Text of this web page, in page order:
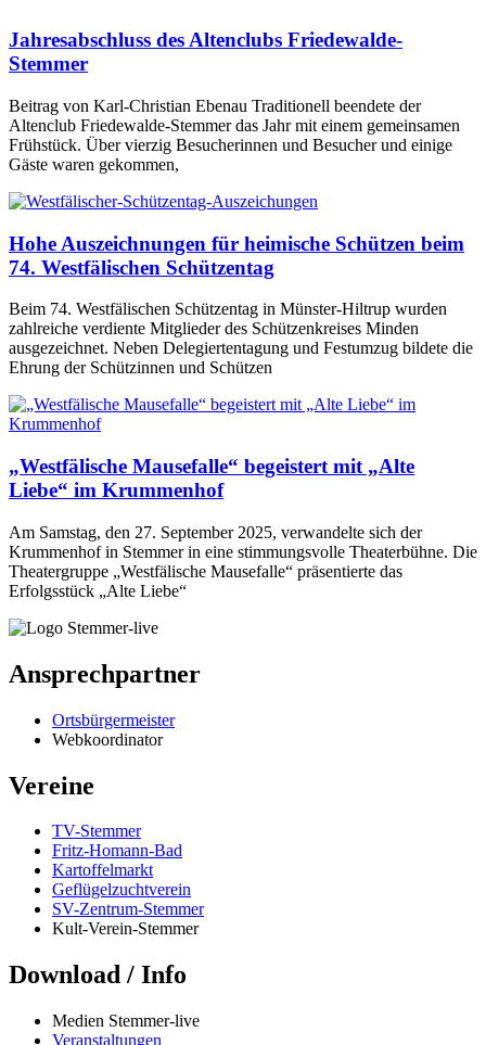
Jahresabschluss des Altenclubs Friedewalde-
Stemmer
Beitrag von Karl-Christian Ebenau Traditionell beendete der
Altenclub Friedewalde-Stemmer das Jahr mit einem gemeinsamen
Frühstück. Über vierzig Besucherinnen und Besucher und einige
Gäste waren gekommen,
Hohe Auszeichnungen für heimische Schützen beim
74. Westfälischen Schützentag
Beim 74. Westfälischen Schützentag in Münster-Hiltrup wurden
zahlreiche verdiente Mitglieder des Schützenkreises Minden
ausgezeichnet. Neben Delegiertentagung und Festumzug bildete die
Ehrung der Schützinnen und Schützen
„Westfälische Mausefalle“ begeistert mit „Alte
Liebe“ im Krummenhof
Am Samstag, den 27. September 2025, verwandelte sich der
Krummenhof in Stemmer in eine stimmungsvolle Theaterbühne. Die
Theatergruppe „Westfälische Mausefalle“ präsentierte das
Erfolgsstück „Alte Liebe“
Ansprechpartner
Ortsbürgermeister
Webkoordinator
Vereine
TV-Stemmer
Fritz-Homann-Bad
Kartoffelmarkt
Geflügelzuchtverein
SV-Zentrum-Stemmer
Kult-Verein-Stemmer
Download / Info
Medien Stemmer-live
Veranstaltungen